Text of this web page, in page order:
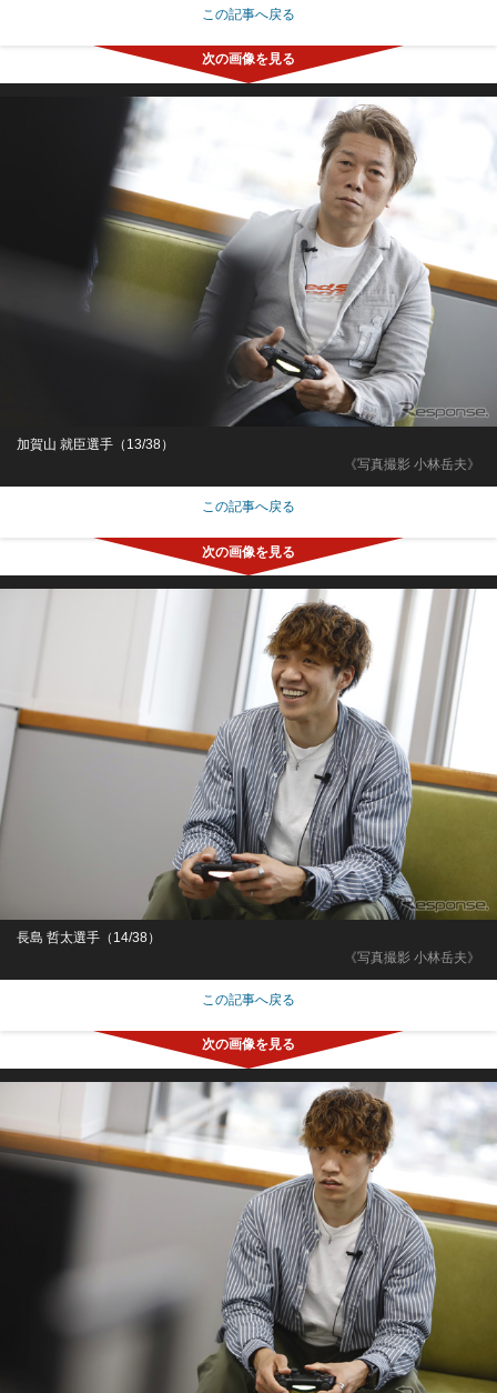
この記事へ戻る
《写真撮影 小林岳夫》
加賀山 就臣選手（13/38）
この記事へ戻る
《写真撮影 小林岳夫》
長島 哲太選手（14/38）
この記事へ戻る